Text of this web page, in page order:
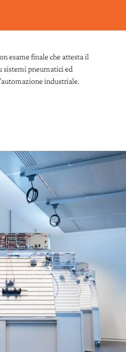
esame finale che attesta il
sistemi pneumatici ed
industriale.